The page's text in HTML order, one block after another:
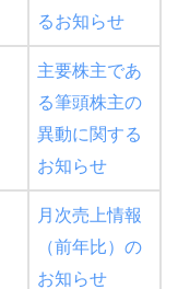
るお知らせ
主要株主であ
る筆頭株主の
異動に関する
お知らせ
月次売上情報
（前年比）の
お知らせ